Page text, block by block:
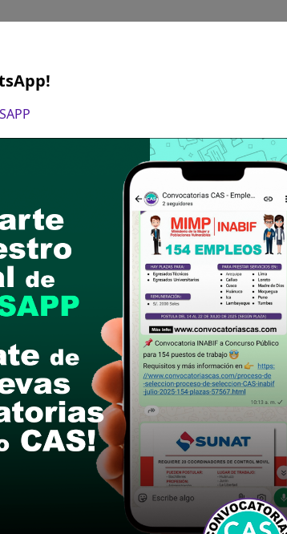
(en la que cada postulante
Municipalidad de Chaclacayo,
concurso público
con los requisitos para el puesto
en la fechas y por los medios que
se publicará los resultados